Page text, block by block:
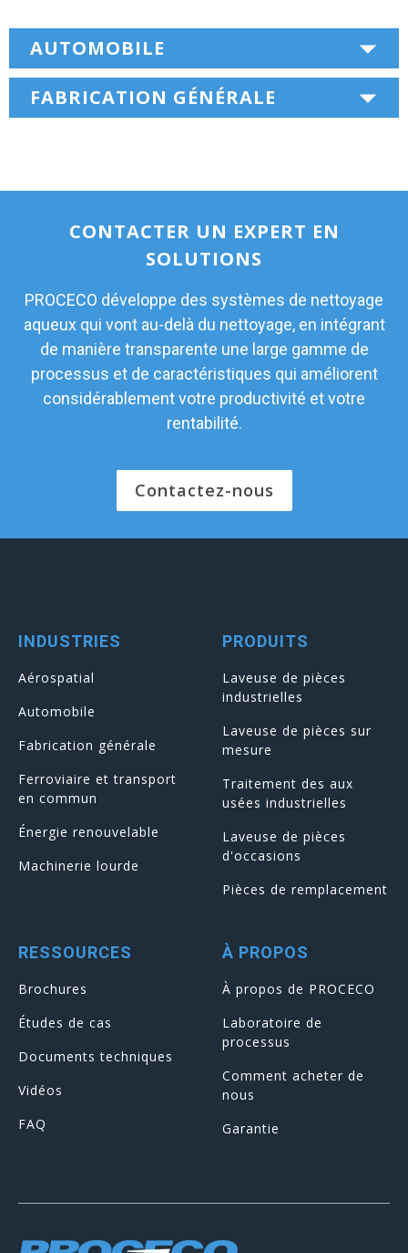
AUTOMOBILE
FABRICATION GÉNÉRALE
CONTACTER UN EXPERT EN
SOLUTIONS
PROCECO développe des systèmes de nettoyage
aqueux qui vont au-delà du nettoyage, en intégrant
de manière transparente une large gamme de
processus et de caractéristiques qui améliorent
considérablement votre productivité et votre
rentabilité.
Contactez-nous
INDUSTRIES
Aérospatial
Automobile
Fabrication générale
Ferroviaire et transport
en commun
Énergie renouvelable
Machinerie lourde
PRODUITS
Laveuse de pièces
industrielles
Laveuse de pièces sur
mesure
Traitement des aux
usées industrielles
Laveuse de pièces
d'occasions
Pièces de remplacement
RESSOURCES
Brochures
Études de cas
Documents techniques
Vidéos
FAQ
À PROPOS
À propos de PROCECO
Laboratoire de
processus
Comment acheter de
nous
Garantie